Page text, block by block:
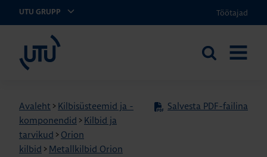
UTU GRUPP Töötajad
Otsi
Avaleht > Kilbisüsteemid ja -
komponendid > Kilbid ja
tarvikud > Orion
kilbid > Metallkilbid Orion
Salvesta PDF-failina